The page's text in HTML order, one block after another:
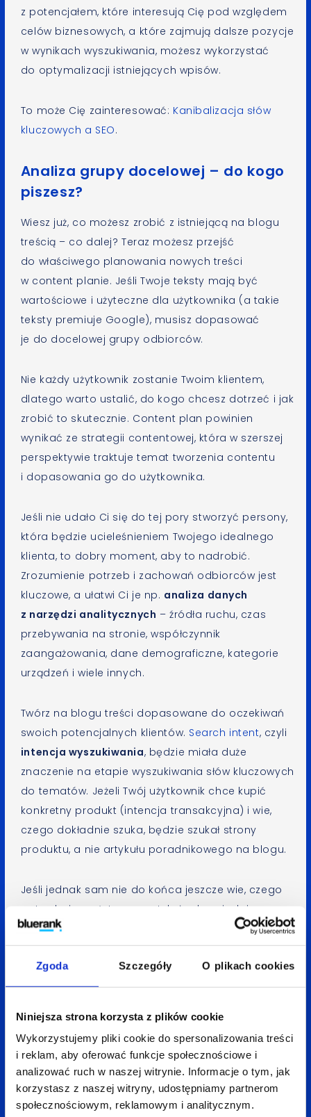
Zgoda Szczegóły O plikach cookies
Niniejsza strona korzysta z plików cookie
Wykorzystujemy pliki cookie do spersonalizowania treści
i reklam, aby oferować funkcje społecznościowe i
analizować ruch w naszej witrynie. Informacje o tym, jak
korzystasz z naszej witryny, udostępniamy partnerom
społecznościowym, reklamowym i analitycznym.
z potencjałem, które interesują Cię pod względem
celów biznesowych, a które zajmują dalsze pozycje
w wynikach wyszukiwania, możesz wykorzystać
do optymalizacji istniejących wpisów.
To może Cię zainteresować: Kanibalizacja słów
kluczowych a SEO.
Analiza grupy docelowej – do kogo
piszesz?
Wiesz już, co możesz zrobić z istniejącą na blogu
treścią – co dalej? Teraz możesz przejść
do właściwego planowania nowych treści
w content planie. Jeśli Twoje teksty mają być
wartościowe i użyteczne dla użytkownika (a takie
teksty premiuje Google), musisz dopasować
je do docelowej grupy odbiorców.
Nie każdy użytkownik zostanie Twoim klientem,
dlatego warto ustalić, do kogo chcesz dotrzeć i jak
zrobić to skutecznie. Content plan powinien
wynikać ze strategii contentowej, która w szerszej
perspektywie traktuje temat tworzenia contentu
i dopasowania go do użytkownika.
Jeśli nie udało Ci się do tej pory stworzyć persony,
która będzie ucieleśnieniem Twojego idealnego
klienta, to dobry moment, aby to nadrobić.
Zrozumienie potrzeb i zachowań odbiorców jest
kluczowe, a ułatwi Ci je np. analiza danych
z narzędzi analitycznych – źródła ruchu, czas
przebywania na stronie, współczynnik
zaangażowania, dane demograficzne, kategorie
urządzeń i wiele innych.
Twórz na blogu treści dopasowane do oczekiwań
swoich potencjalnych klientów. Search intent, czyli
intencja wyszukiwania, będzie miała duże
znaczenie na etapie wyszukiwania słów kluczowych
do tematów. Jeżeli Twój użytkownik chce kupić
konkretny produkt (intencja transakcyjna) i wie,
czego dokładnie szuka, będzie szukał strony
produktu, a nie artykułu poradnikowego na blogu.
Jeśli jednak sam nie do końca jeszcze wie, czego
potrzebuje, pożyteczny artykuł odpowiadający
na intencję informacyjną może przyciągnąć jego
uwagę. Wykorzystaj intencje wyszukiwania
domapowania ścieżki zakupowej użytkownika
i twórz content dopasowany do jego potrzeb
Analiza konkurencji – jaki content
robią inni?
Przy planowaniu treści przyjrzyj się swojej